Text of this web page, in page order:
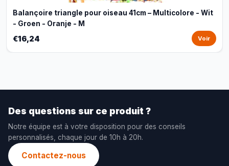
Balançoire triangle pour oiseau 41cm – Multicolore - Wit
- Groen - Oranje - M
€16,24 Voir
Des questions sur ce produit ?
Notre équipe est à votre disposition pour des conseils
personnalisés, chaque jour de 10h à 20h.
Contactez-nous